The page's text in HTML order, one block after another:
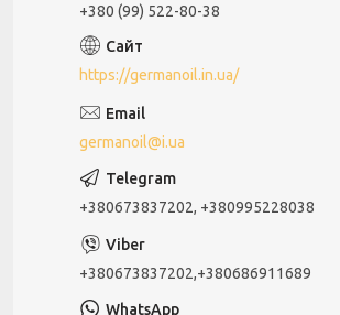
+380 (99) 522-80-38
https://germanoil.in.ua/
germanoil@i.ua
+380673837202, +380995228038
+380673837202,+380686911689